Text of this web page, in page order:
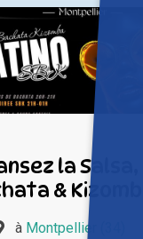
la Salsa,
& Kizomba
à Montpellier (34)